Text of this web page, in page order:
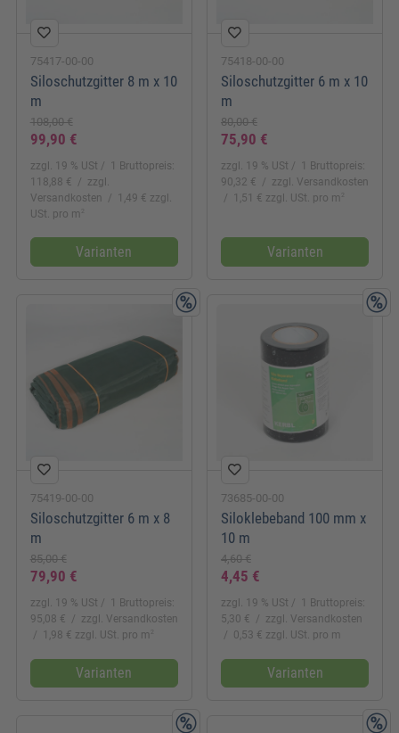
75417-00-00
Siloschutzgitter 8 m x 10
m
108,00 €
99,90 €
zzgl. 19 % USt
1 Bruttopreis:
118,88 €
zzgl.
Versandkosten
1,49 € zzgl.
USt. pro m
Varianten
75418-00-00
Siloschutzgitter 6 m x 10
m
80,00 €
75,90 €
zzgl. 19 % USt
1 Bruttopreis:
90,32 €
zzgl. Versandkosten
1,51 € zzgl. USt. pro m
Varianten
75419-00-00
Siloschutzgitter 6 m x 8
m
85,00 €
79,90 €
zzgl. 19 % USt
1 Bruttopreis:
95,08 €
zzgl. Versandkosten
1,98 € zzgl. USt. pro m
Varianten
73685-00-00
Siloklebeband 100 mm x
10 m
4,60 €
4,45 €
zzgl. 19 % USt
1 Bruttopreis:
5,30 €
zzgl. Versandkosten
0,53 € zzgl. USt. pro m
Varianten